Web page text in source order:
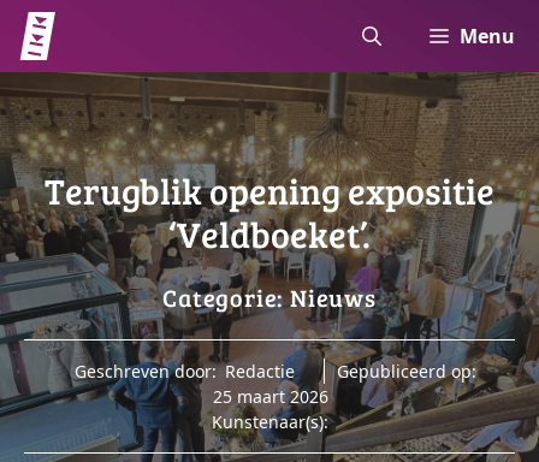
naar
de
inhoud
Menu
Terugblik opening expositie
‘Veldboeket’.
Categorie:Nieuws
Geschreven door: Redactie
Gepubliceerd op:
25 maart 2026
Kunstenaar(s):